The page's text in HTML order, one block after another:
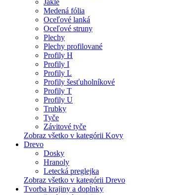
Jakle
Medená fólia
Oceľové lanká
Oceľové struny
Plechy
Plechy profilované
Profily H
Profily I
Profily L
Profily šesťuholníkové
Profily T
Profily U
Trubky
Tyče
Závitové tyče
Zobraz všetko v kategórii Kovy
Drevo
Dosky
Hranoly
Letecká preglejka
Zobraz všetko v kategórii Drevo
Tvorba krajiny a doplnky